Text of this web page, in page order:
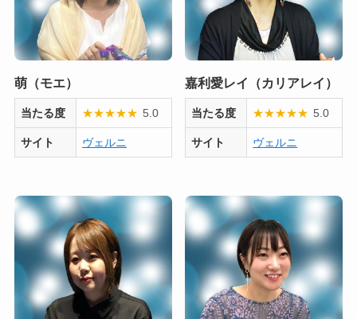
萌（モエ）
当たる度 ★★★★★ 5.0
サイト ヴェルニ
嘉利愛レイ（カリアレイ）
当たる度 ★★★★★ 5.0
サイト ヴェルニ